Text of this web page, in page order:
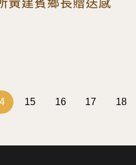
黃建賓鄉長贈送感
15 16 17 18